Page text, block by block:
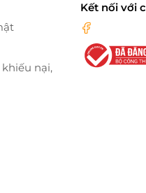
nại,
Kết nối với